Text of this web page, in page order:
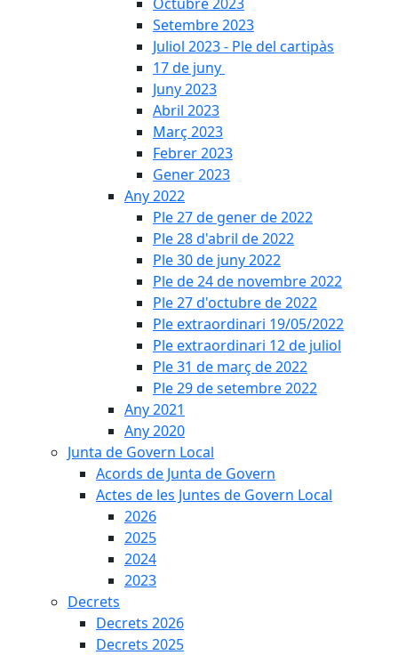
Setembre 2023
Juliol 2023 - Ple del cartipàs
17 de juny
Juny 2023
Abril 2023
Març 2023
Febrer 2023
Gener 2023
Any 2022
Ple 27 de gener de 2022
Ple 28 d'abril de 2022
Ple 30 de juny 2022
Ple de 24 de novembre 2022
Ple 27 d'octubre de 2022
Ple extraordinari 19/05/2022
Ple extraordinari 12 de juliol
Ple 31 de març de 2022
Ple 29 de setembre 2022
Any 2021
Any 2020
Junta de Govern Local
Acords de Junta de Govern
Actes de les Juntes de Govern Local
2026
2025
2024
2023
Decrets
Decrets 2026
Decrets 2025